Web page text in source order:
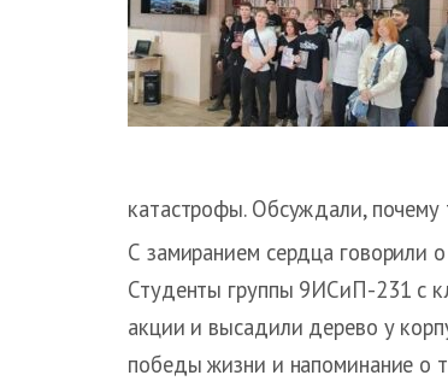
катастрофы. Обсуждали, почему
С замиранием сердца говорили
Студенты группы 9ИСиП-231 с
акции и высадили дерево у
победы жизни и напоминание о